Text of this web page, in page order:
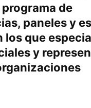
de
paneles y
los que
y